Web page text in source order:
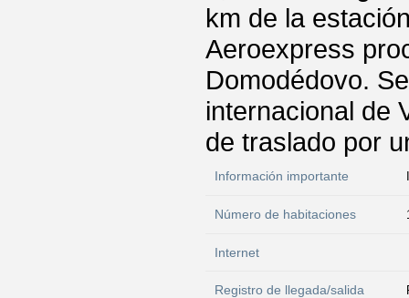
km de la
Aeroexpress
Domodédovo.
internacional de
de traslado por
Información importante
Número de habitaciones
Internet
Registro de llegada/salida